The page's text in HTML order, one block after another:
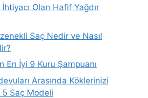
Olan Hafif Yağdır
Saç Nedir ve Nasıl
En İyi 9 Kuru Şampuanı
Arasında Köklerinizi
Saç Modeli